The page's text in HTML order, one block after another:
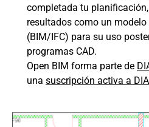
completada tu
resultados como un
(BIM/IFC) para su uso
programas CAD.
Open BIM forma parte de
una suscripción activa a